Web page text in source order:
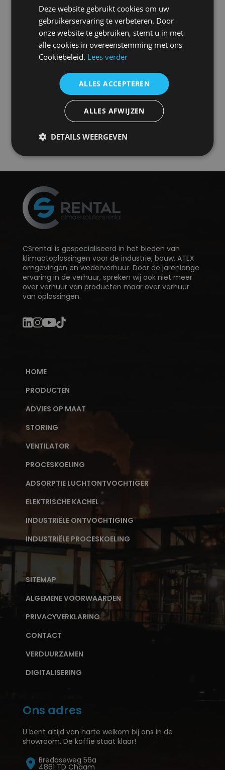
Stuur ons een e-mail
+31 161 493 460
CSrental is gespecialiseerd in het bieden van
klimaatoplossingen voor de industrie, bouw, ATEX
omgevingen en wederverhuur. Door de jarenlange
ervaring in de verhuur, spreken wij ook niet meer
over verhuur van producten maar over verhuur
van oplossingen.
HOME
PRODUCTEN
ADVIES OP MAAT
STORING
VENTILATOR
PROCESKOELING
ADSORPTIE LUCHTONTVOCHTIGER
ELEKTRISCHE KACHEL
INDUSTRIËLE ONTVOCHTIGING
INDUSTRIËLE PROCESKOELING
SITEMAP
ALGEMENE VOORWAARDEN
PRIVACYVERKLARING
CONTACT
VERDUURZAMEN
DIGITALISERING
Ons adres
U bent altijd van harte welkom bij ons in de
showroom. De koffie staat klaar!
Bredaseweg 56a
4861 TD Chaam
Deze website gebruikt cookies om uw
gebruikerservaring te verbeteren. Door
onze website te gebruiken, stemt u in met
alle cookies in overeenstemming met ons
Cookiebeleid. Lees verder
ALLES ACCEPTEREN
ALLES AFWIJZEN
DETAILS WEERGEVEN